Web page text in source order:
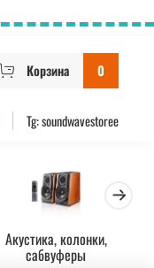
Корзина 0
Tg: soundwavestoree
Акустика, колонки,
сабвуферы